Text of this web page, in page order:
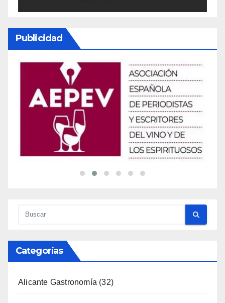
Publicidad
Categorías
Alicante Gastronomía (32)